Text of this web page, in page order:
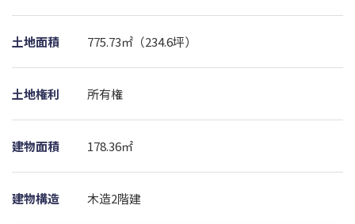
土地面積 775.73㎡（234.6坪）
土地権利 所有権
建物面積 178.36㎡
建物構造 木造2階建